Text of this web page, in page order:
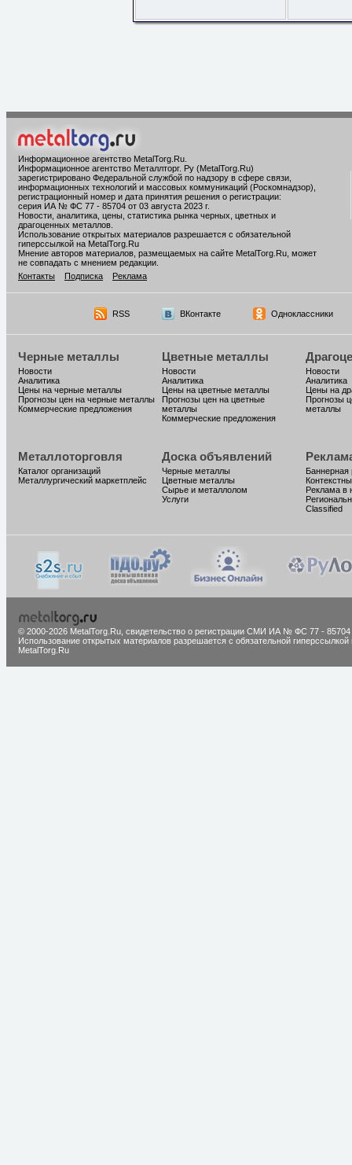
Информационное агентство MetalTorg.Ru
Информационное агентство Металлторг. Ру (MetalTorg.Ru)
зарегистрировано Федеральной службой по надзору в сфере связи,
информационных технологий и массовых коммуникаций (Роскомнадзор),
регистрационный номер и дата принятия решения о регистрации:
серия ИА № ФС 77 - 85704 от 03 августа 2023 г.
Новости, аналитика, цены, статистика рынка черных, цветных и
драгоценных металлов.
Использование открытых материалов разрешается с обязательной
гиперссылкой на MetalTorg.Ru
Мнение авторов материалов, размещаемых на сайте MetalTorg.Ru, может
не совпадать с мнением редакции.
Контакты
Подписка Реклама
RSS ВКонтакте Одноклассники
Черные металлы
Новости
Аналитика
Цены на черные металлы
Прогнозы цен на черные металлы
Коммерческие предложения
Цветные металлы
Новости
Аналитика
Цены на цветные металлы
Прогнозы цен на цветные
металлы
Коммерческие предложения
Новости
Аналитика
Цены на
Прогнозы
металлы
Металлоторговля
Каталог организаций
Металлургический маркетплейс
Доска объявлений
Черные металлы
Цветные металлы
Сырье и металлолом
Услуги
Баннерная
Реклама в
Classified
© 2000-2026 MetalTorg.Ru, cвидетельство о регистрации СМИ ИА № ФС 77 - 85704
Использование открытых материалов разрешается с обязательной гиперссылкой
MetalTorg.Ru